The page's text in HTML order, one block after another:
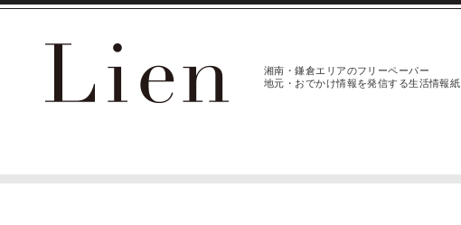
湘南・鎌倉エリアのフリーペーパー
地元・おでかけ情報を発信する生活情報紙